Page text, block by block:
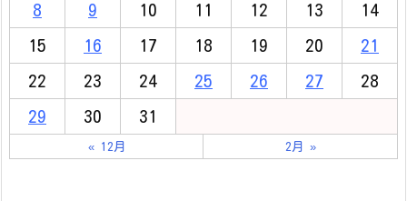
8 9 10 11 12 13 14
15 16 17 18 19 20 21
22 23 24 25 26 27 28
29 30 31
« 12月 2月 »